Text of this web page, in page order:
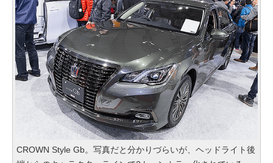
CROWN Style Gb。写真だと分かりづらいが、ヘッドライト後